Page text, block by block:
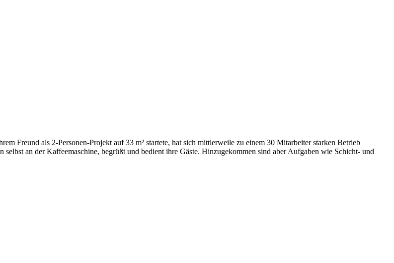
Freund als 2-Personen-Projekt auf 33 m² startete, hat sich mittlerweile zu einem 30 Mitarbeiter starken Betrieb
an der Kaffeemaschine, begrüßt und bedient ihre Gäste. Hinzugekommen sind aber Aufgaben wie Schicht- und